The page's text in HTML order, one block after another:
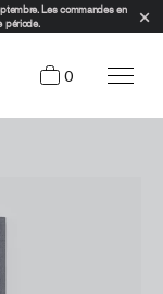
Les commandes en
période.
0